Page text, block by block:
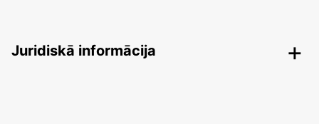
Juridiskā informācija